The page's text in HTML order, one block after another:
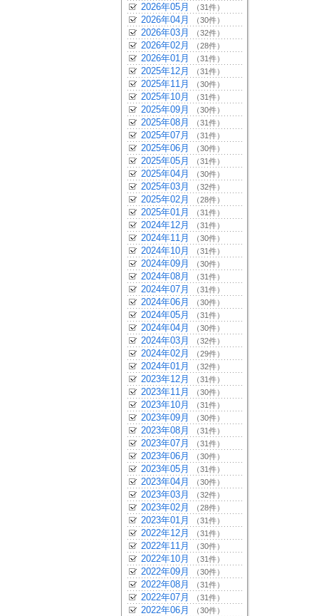
2026年05月 （31件）
2026年04月 （30件）
2026年03月 （32件）
2026年02月 （28件）
2026年01月 （31件）
2025年12月 （31件）
2025年11月 （30件）
2025年10月 （31件）
2025年09月 （30件）
2025年08月 （31件）
2025年07月 （31件）
2025年06月 （30件）
2025年05月 （31件）
2025年04月 （30件）
2025年03月 （32件）
2025年02月 （28件）
2025年01月 （31件）
2024年12月 （31件）
2024年11月 （30件）
2024年10月 （31件）
2024年09月 （30件）
2024年08月 （31件）
2024年07月 （31件）
2024年06月 （30件）
2024年05月 （31件）
2024年04月 （30件）
2024年03月 （32件）
2024年02月 （29件）
2024年01月 （32件）
2023年12月 （31件）
2023年11月 （30件）
2023年10月 （31件）
2023年09月 （30件）
2023年08月 （31件）
2023年07月 （31件）
2023年06月 （30件）
2023年05月 （31件）
2023年04月 （30件）
2023年03月 （32件）
2023年02月 （28件）
2023年01月 （31件）
2022年12月 （31件）
2022年11月 （30件）
2022年10月 （31件）
2022年09月 （30件）
2022年08月 （31件）
2022年07月 （31件）
2022年06月 （30件）